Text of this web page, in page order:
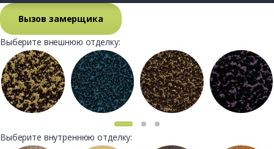
Вызов замерщика
Выберите внешнюю отделку:
Выберите внутреннюю отделку: